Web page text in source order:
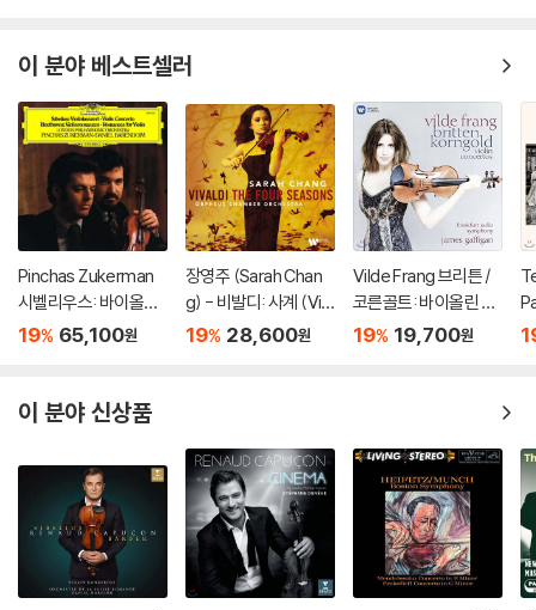
이 분야 베스트셀러
Pinchas Zukerman
시벨리우스: 바이올린
협주곡 / 베토벤: 로망
n: Romances For) [L
19% 65,100원
장영주 (Sarah Chan
g) - 비발디: 사계 (Viv
aldi: The Four Seaso
19% 28,600원
Vilde Frang 브리튼 /
코른골트: 바이올린 협
주곡 - 빌데 프랑 (Britt
19% 19,700원
이 분야 신상품